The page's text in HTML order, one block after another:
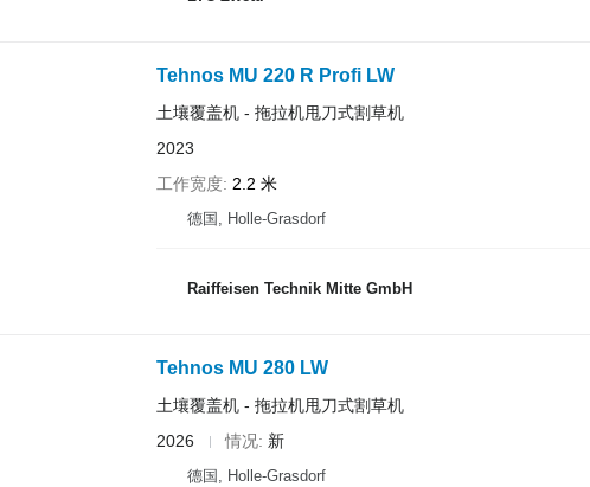
Tehnos MU 220 R Profi LW
土壤覆盖机 - 拖拉机甩刀式割草机
2023
工作宽度 2.2 米
德国, Holle-Grasdorf
Raiffeisen Technik Mitte GmbH
Tehnos MU 280 LW
土壤覆盖机 - 拖拉机甩刀式割草机
2026
情况 新
德国, Holle-Grasdorf